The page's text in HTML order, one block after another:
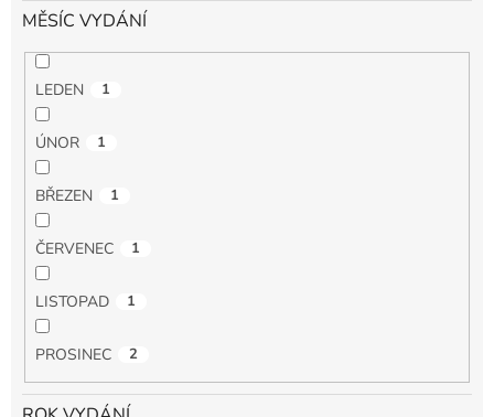
MĚSÍC VYDÁNÍ
LEDEN 1
ÚNOR 1
BŘEZEN 1
ČERVENEC 1
LISTOPAD 1
PROSINEC 2